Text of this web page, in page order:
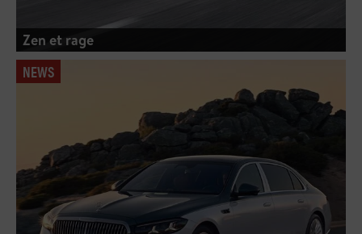
Zen et rage
NEWS